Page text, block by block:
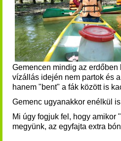
Gemencen mindig az
vízállás idején nem partok és
hanem "bent" a fák között is
Gemenc ugyanakkor enélkül
Mi úgy fogjuk fel, hogy amikor
megyünk, az egyfajta extra